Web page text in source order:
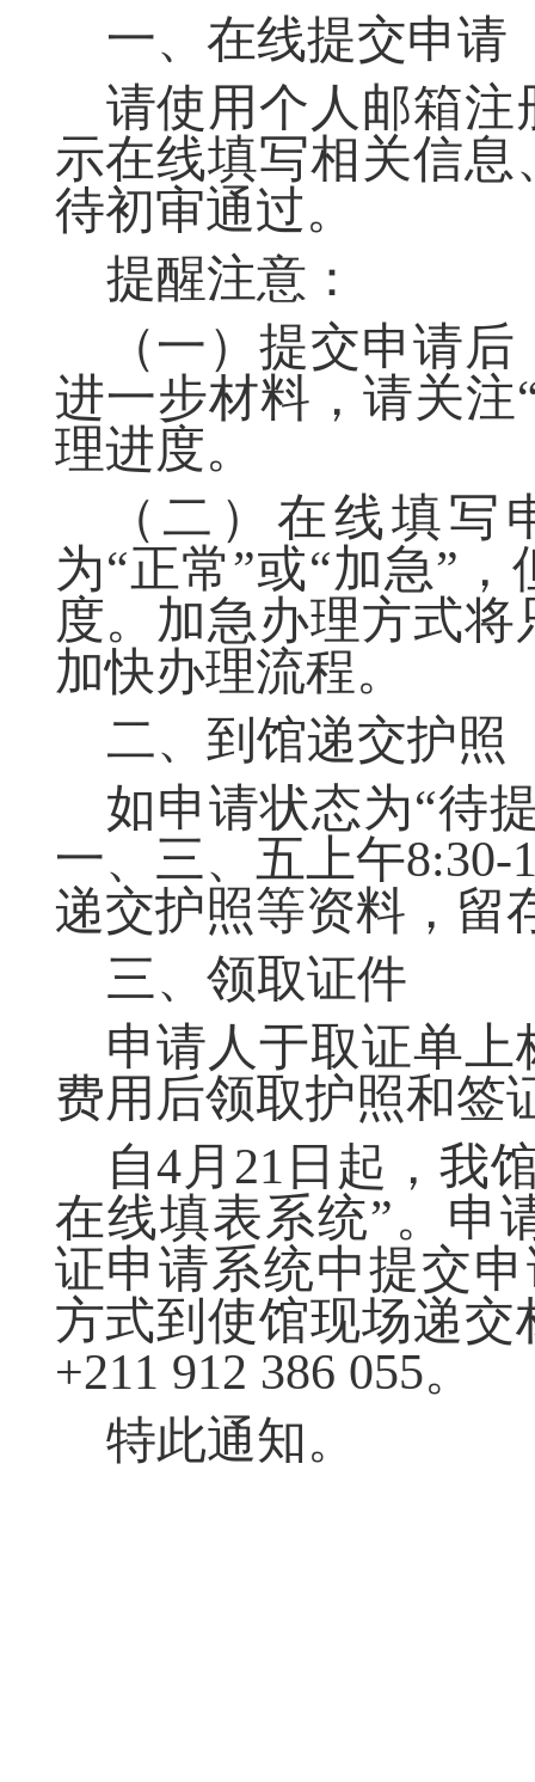
一、 在线提交申请
请使用个人邮箱
示在线填写相关信
待初审通过。
提醒注意：
（一）提交申请后
进一步材料，请关注
理进度。
（二） 在线填写
为“正常”或“加急”
度。加急办理方式
加快办理流程。
二、到馆递交护照
如申请状态为“待
一、三、五上午8:30-
递交护照等资料，留
三、领取证件
申请人于取证单
费用后领取护照和签
自4月 21 日起，我
在线填表系统”。申
证申请系统中提交
方式到使馆现场递
+211 912 386 055。
特此通知。